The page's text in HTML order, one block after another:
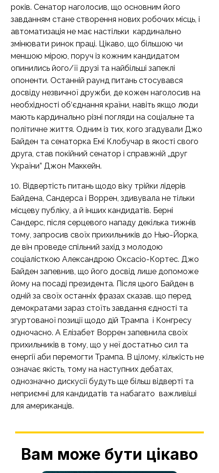
років. Сенатор наголосив, що основним його
завданням стане створення нових робочих місць, і
автоматизація не має настільки кардинально
змінювати ринок праці. Цікаво, що більшою чи
меншою мірою, поруч із кожним кандидатом
опинились його/її друзі та найбільші запеклі
опоненти. Останній раунд питань стосувався
досвіду незвичної дружби, де кожен наголосив на
необхідності об‘єднання країни, навіть якщо люди
мають кардинально різні погляди на соціальне та
політичне життя. Одним із тих, кого згадували Джо
Байден та сенаторка Емі Клобучар в якості свого
друга, став покійний сенатор і справжній „друг
України” Джон Маккейн.
10. Відвертість питань щодо віку трійки лідерів
Байдена, Сандерса і Воррен, здивувала не тільки
місцеву публіку, а й інших кандидатів. Берні
Сандерс, після серцевого нападу декілька тижнів
тому, запросив своїх прихильників до Нью-Йорка,
де він проведе спільний захід з молодою
соціалісткою Александрою Оксасіо-Кортес. Джо
Байден запевнив, що його досвід лише допоможе
йому на посаді президента. Після цього Байден в
одній за своїх останніх фразах сказав. що перед
демократами зараз стоїть завдання єдності та
згуртованої позиції щодо дій Трампа і Конгресу
одночасно. А Елізабет Воррен запевнила своїх
прихильників в тому, що у неї достатньо сил та
енергії аби перемогти Трампа. В цілому, кількість не
означає якість, тому на наступних дебатах,
однозначно дискусії будуть ще більш відверті та
неприємні для кандидатів та набагато важливіші
для американців.
Вам може бути цікаво